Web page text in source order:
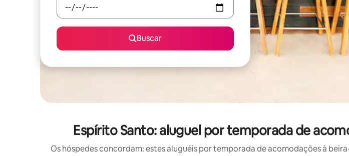
Buscar
Espírito Santo: aluguel por temporada de
Os hóspedes concordam: estes aluguéis por temporada de acomodações à